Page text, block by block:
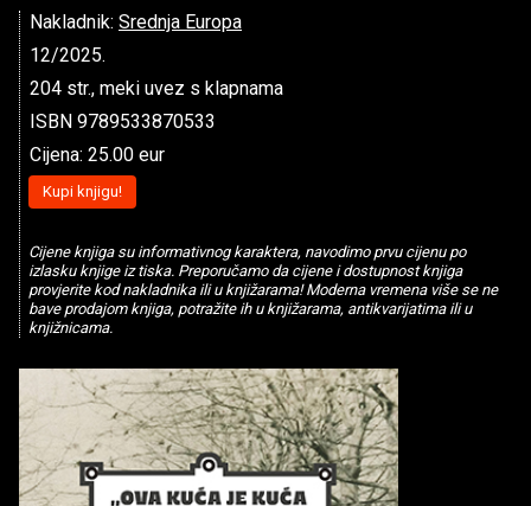
Nakladnik: Srednja Europa
12/2025.
204 str., meki uvez s klapnama
ISBN 9789533870533
Cijena: 25.00 eur
Kupi knjigu!
Cijene knjiga su informativnog karaktera, navodimo prvu cijenu po
izlasku knjige iz tiska. Preporučamo da cijene i dostupnost knjiga
provjerite kod nakladnika ili u knjižarama! Moderna vremena više se ne
bave prodajom knjiga, potražite ih u knjižarama, antikvarijatima ili u
knjižnicama.